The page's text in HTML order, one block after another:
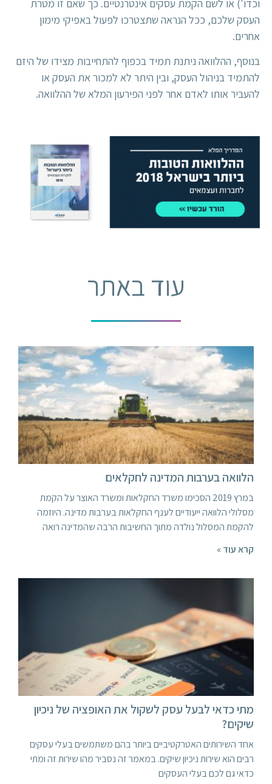
וכדו') או לשם הקמת עסקים אינטרנטיים. כך שאם זו מטרת
העסק שלכם, ככל הנראה שתצטרכו לפעול באפיקי מימון
אחרים.
בנוסף, ההלוואה ניתנת תמיד בכפוף להתחייבות מצידו של היזם
להתמיד בניהול העסק, ובין היתר לא למכור את העסק או
להעביר אותו לאדם אחר לפני הפירעון המלא של ההלוואה.
עוד באתר
הלוואה בערבות המדינה לחקלאים
במרץ 2019 הסכימו משרד החקלאות ומשרד האוצר על הקמת
מסלולי הלוואה ייעודיים לענף החקלאות בערבות מדינה. היוזמה
להקמת המסלול נולדה מתוך החשיבות הרבה שהמדינה רואה
קרא עוד »
מתי כדאי לבעל עסק לשקול את האופציה של ניכיון
שיקים?
אחד השירותים האטרקטיביים ביותר בהם משתמשים בעלי עסקים
רבים הוא שירות ניכיון שיקים. במאמר זה נסביר מהו שירות זה ומתי
כדאי גם לכם בעלי העסקים